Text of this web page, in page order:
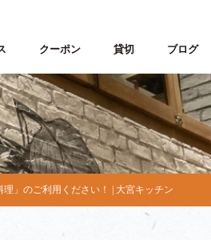
クーポン 貸切 ブログ
」のご利用ください！ | 大宮キッチン